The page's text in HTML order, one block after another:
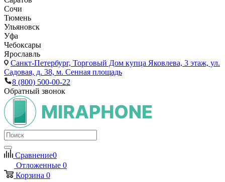
Сочи
Тюмень
Ульяновск
Уфа
Чебоксары
Ярославль
Санкт-Петербург, Торговый Дом купца Яковлева, 3 этаж, ул.
Садовая, д. 38, м. Сенная площадь
8 (800) 500-00-22
Обратный звонок
Сравнение0
Отложенные 0
Корзина 0